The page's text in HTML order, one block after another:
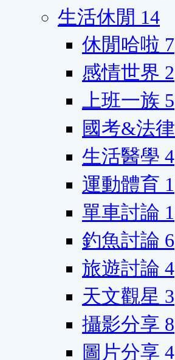
生活休閒 14
休閒哈啦 7
感情世界 2
上班一族 5
國考&法律
生活醫學 4
運動體育 1
單車討論 1
釣魚討論 6
旅遊討論 4
天文觀星 3
攝影分享 8
圖片分享 4